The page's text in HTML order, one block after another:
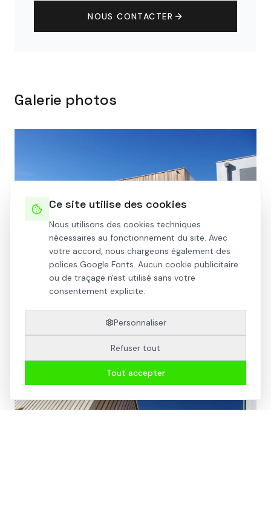
NOUS CONTACTER
Galerie photos
Ce site utilise des cookies
Nous utilisons des cookies techniques
nécessaires au fonctionnement du site. Avec
votre accord, nous chargeons également des
polices Google Fonts. Aucun cookie publicitaire
ou de traçage n'est utilisé sans votre
consentement explicite.
Personnaliser
Refuser tout
Tout accepter